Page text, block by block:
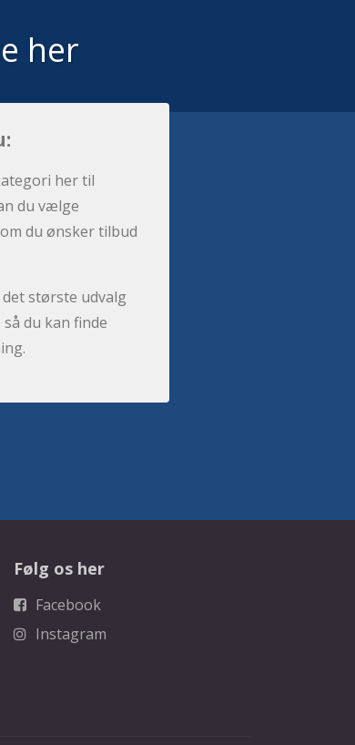
her
her til
du vælge
du ønsker tilbud
største udvalg
du kan finde
Følg os her
Facebook
Instagram